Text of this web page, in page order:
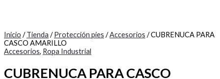
Inicio /Tienda /Protección pies /Accesorios / CUBRENUCA PARA
CASCO AMARILLO
Accesorios, Ropa Industrial
CUBRENUCA PARA CASCO